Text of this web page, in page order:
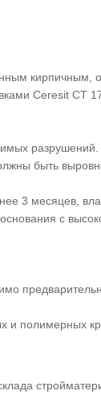
Ceresit CT
быть
3 месяцев,
с
и полимерных